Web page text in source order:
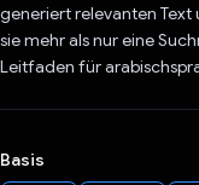
generiert relevanten
sie mehr als nur eine
Leitfaden für
Basis